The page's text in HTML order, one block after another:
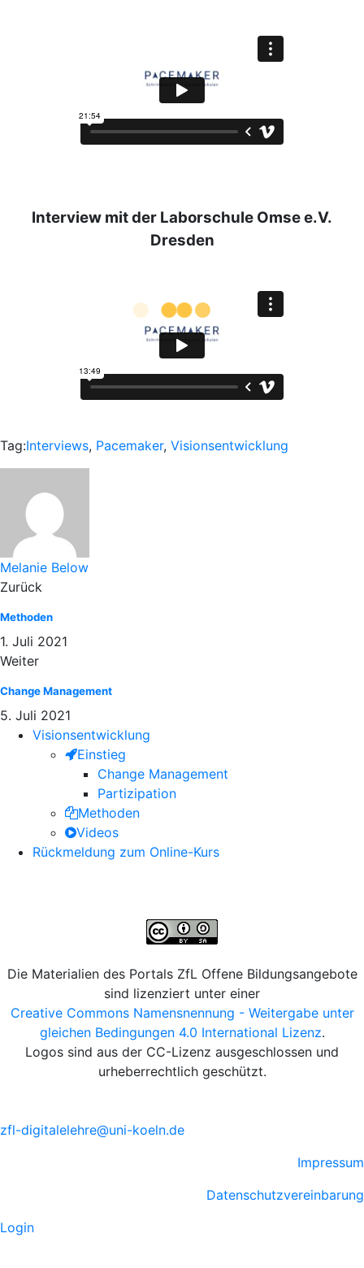
Interview mit der Laborschule Omse e.V.
Dresden
Tag:Interviews, Pacemaker, Visionsentwicklung
Melanie Below
Zurück
Methoden
1. Juli 2021
Weiter
Change Management
5. Juli 2021
Visionsentwicklung
Einstieg
Change Management
Partizipation
Methoden
Videos
Rückmeldung zum Online-Kurs
Die Materialien des Portals ZfL Offene Bildungsangebote
sind lizenziert unter einer
Creative Commons Namensnennung - Weitergabe unter
gleichen Bedingungen 4.0 International Lizenz.
Logos sind aus der CC-Lizenz ausgeschlossen und
urheberrechtlich geschützt.
zfl-digitalelehre@uni-koeln.de
Impressum
Datenschutzvereinbarung
Login